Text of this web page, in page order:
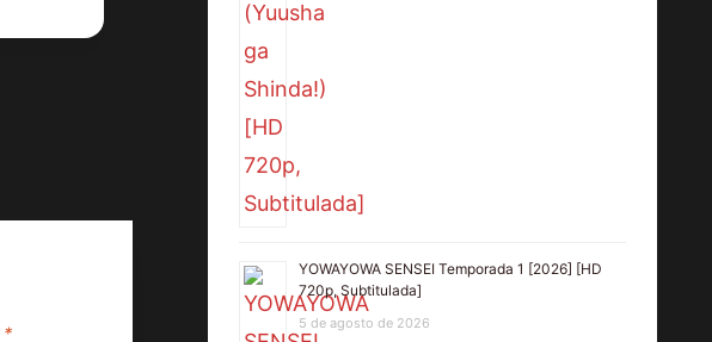
*
YOWAYOWA SENSEI Temporada 1 [2026] [HD
720p, Subtitulada]
5 de agosto de 2026